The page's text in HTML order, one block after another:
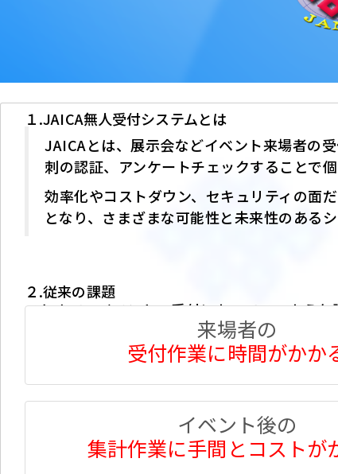
１.JAICA無人受付システムとは
JAICAとは、展示会などイベント来場者の
刺の認証、アンケートチェックすることで
効率化やコストダウン、セキュリティの面
となり、さまざまな可能性と未来性のあるシ
２.従来の課題
これまで、イベントの受付においてこのよう
来場者の
受付作業に時間がかか
イベント後の
集計作業に手間とコストが